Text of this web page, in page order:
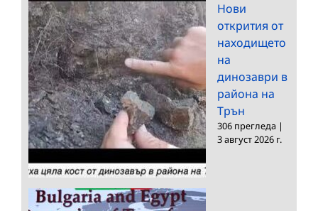
Нови
открития от
находището
на
динозаври в
района на
Трън
306 прегледа |
3 август 2026 г.